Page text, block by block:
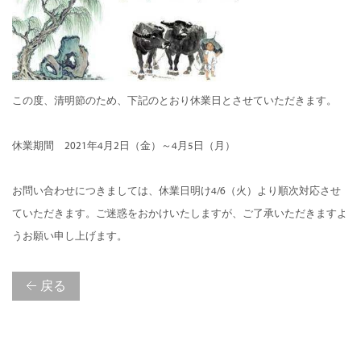
この度、清明節のため、下記のとおり休業日とさせていただきます。
休業期間 2021年4月2日（金）～4月5日（月）
お問い合わせにつきましては、休業日明け4/6（火）より順次対応させ
ていただきます。ご迷惑をおかけいたしますが、ご了承いただきますよ
うお願い申し上げます。
戻る